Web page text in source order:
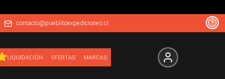
contacto@pueblitoexpediciones.cl
LIQUIDACIÓN OFERTAS MARCAS